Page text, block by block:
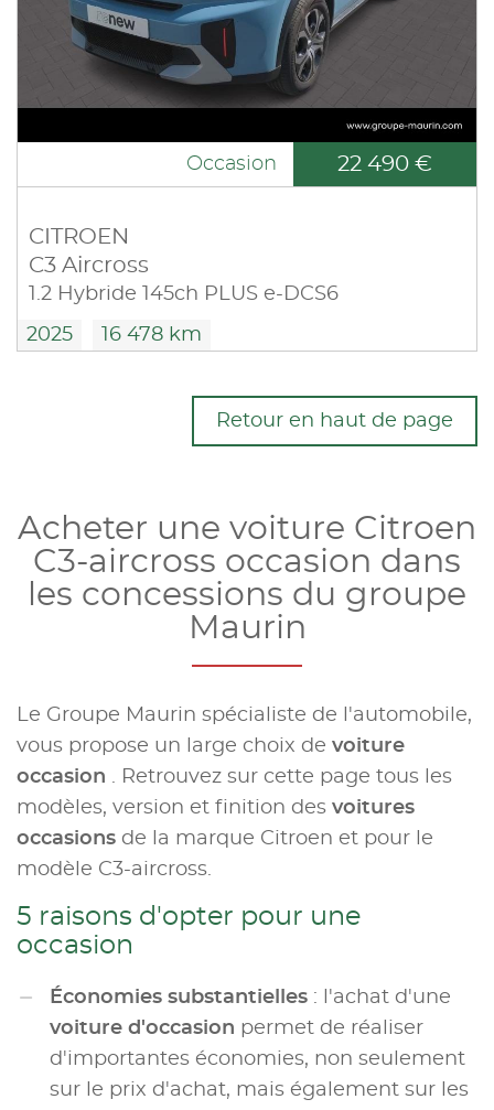
Occasion 22 490 €
CITROEN
C3 Aircross
1.2 Hybride 145ch PLUS e-DCS6
2025 16 478 km
Retour en haut de page
Acheter une voiture Citroen
C3-aircross occasion dans
les concessions du groupe
Maurin
Le Groupe Maurin spécialiste de l'automobile,
vous propose un large choix de voiture
occasion . Retrouvez sur cette page tous les
modèles, version et finition des voitures
occasions de la marque Citroen et pour le
modèle C3-aircross.
5 raisons d'opter pour une
occasion
Économies substantielles : l'achat d'une
voiture d'occasion permet de réaliser
d'importantes économies, non seulement
sur le prix d'achat, mais également sur les